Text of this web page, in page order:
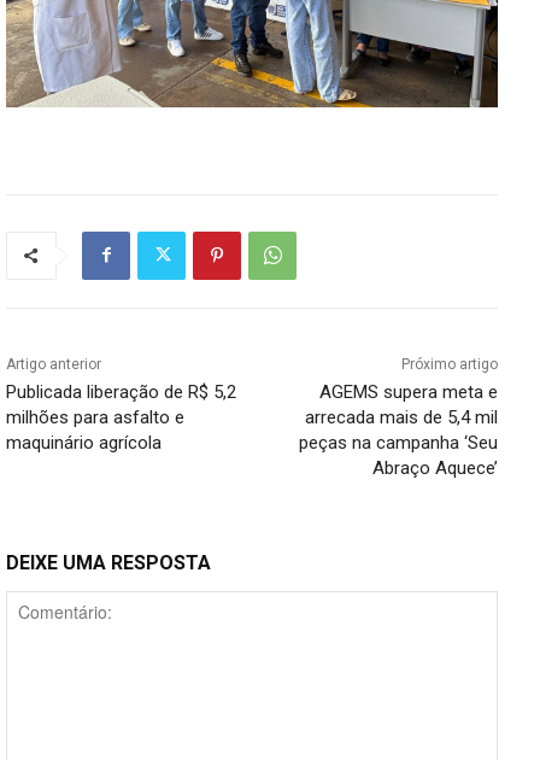
Artigo anterior
Publicada liberação de R$ 5,2
milhões para asfalto e
maquinário agrícola
Próximo artigo
AGEMS supera meta e
arrecada mais de 5,4 mil
peças na campanha ‘Seu
Abraço Aquece’
DEIXE UMA RESPOSTA